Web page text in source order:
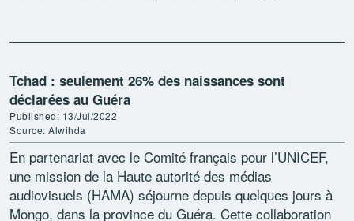
Tchad : seulement 26% des naissances sont
déclarées au Guéra
Published: 13/Jul/2022
Source: Alwihda
En partenariat avec le Comité français pour l’UNICEF,
une mission de la Haute autorité des médias
audiovisuels (HAMA) séjourne depuis quelques jours à
Mongo, dans la province du Guéra. Cette collaboration